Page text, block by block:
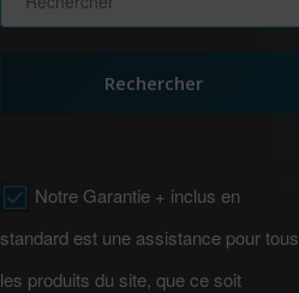
Rechercher
Notre Garantie + inclus en
standard est une assistance pour tous
les produits du site, que ce soit